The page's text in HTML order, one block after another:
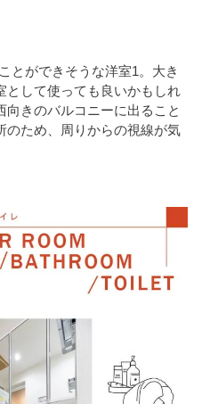
とができそうな洋室1。大き
として使っても良いかもしれ
向きのバルコニーに出ること
のため、周りからの視線が気